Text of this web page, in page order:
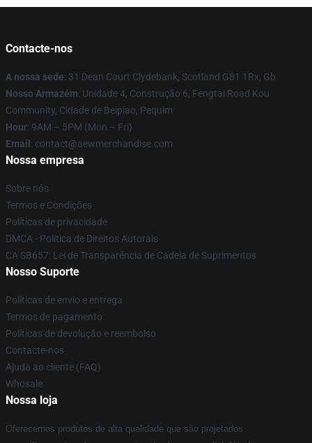
Contacte-nos
A nossa sede: 31 Dean Court Clydebank, Scotland G81 1Rx, Gb
Nosso Armazém: Unidade 4, Construção 6, Fengtai Road Kou
Community, Cidade de Beipiao, Pequim
Hour: 9AM – 5PM (Mon – Fri)
Email : contact@aewmerchandise.com
Nossa empresa
Sobre nós
Termos e Condições
Políticas de privacidade
DMCA - Política de Direitos Autorais
CA SB657: Lei de Transparência de Cadeia de Suprimentos
Nosso Suporte
Políticas de envio e entrega
Termos de pagamento
Políticas de devolução e reembolso
Contacte-nos
Ajuda ao cliente (FAQ)
Whosale
Nossa loja
Oferecemos produtos de alta qualidade que são projetados